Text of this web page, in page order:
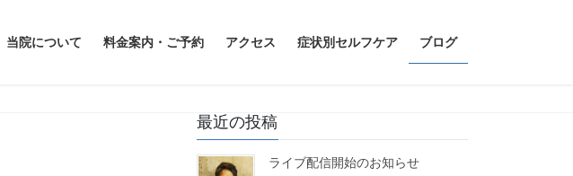
当院について 料金案内・ご予約 アクセス 症状別セルフケア ブログ
最近の投稿
ライブ配信開始のお知らせ